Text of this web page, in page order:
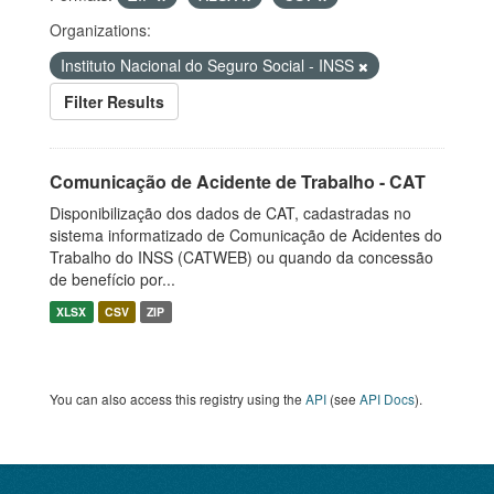
Organizations:
Instituto Nacional do Seguro Social - INSS
Filter Results
Comunicação de Acidente de Trabalho - CAT
Disponibilização dos dados de CAT, cadastradas no
sistema informatizado de Comunicação de Acidentes do
Trabalho do INSS (CATWEB) ou quando da concessão
de benefício por...
XLSX CSV ZIP
You can also access this registry using the API (see API Docs).